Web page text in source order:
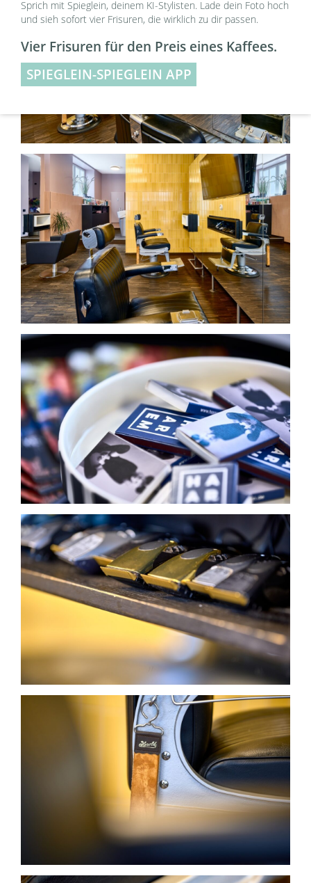
Sprich mit Spieglein, deinem KI-Stylisten. Lade dein Foto hoch
und sieh sofort vier Frisuren, die wirklich zu dir passen.
Vier Frisuren für den Preis eines Kaffees.
SPIEGLEIN-SPIEGLEIN APP